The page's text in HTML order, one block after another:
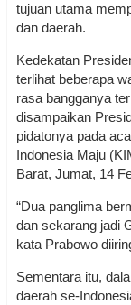
tujuan utama
dan daerah.
Kedekatan
terlihat beberapa
rasa bangganya
disampaikan
pidatonya pada
Indonesia Maju
Barat, Jumat, 14
“Dua panglima
dan sekarang jadi
kata Prabowo
Sementara itu,
daerah se-